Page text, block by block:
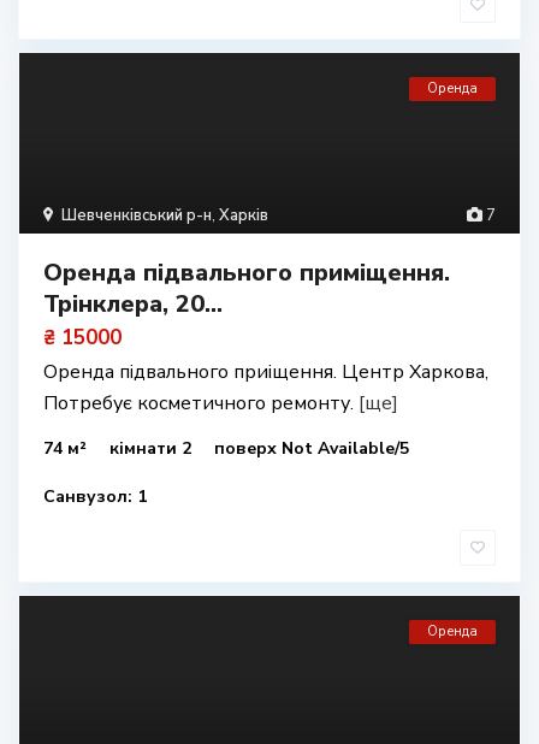
7
Шевченківський р-н, Харків
Оренда
Оренда підвального приміщення.
Трінклера, 20...
₴ 15000
Оренда підвального приіщення. Центр Харкова,
Потребує косметичного ремонту. [ще]
74 м² кімнати 2 поверх Not Available/5
Санвузол: 1
Оренда